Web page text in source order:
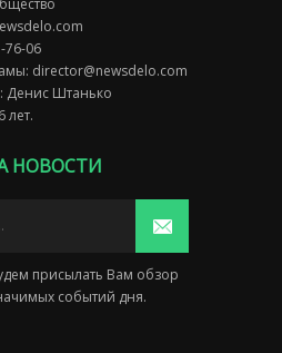
76-06
director@newsdelo.com
Денис Штанько
лет.
НОВОСТИ
присылать Вам обзор
событий дня.